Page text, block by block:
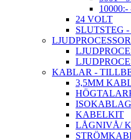
10000:-
24 VOLT
SLUTSTEG
LJUDPROCESSOR
KABLAR -
3,5MM
KABELKIT
LÅGNIVÅ/